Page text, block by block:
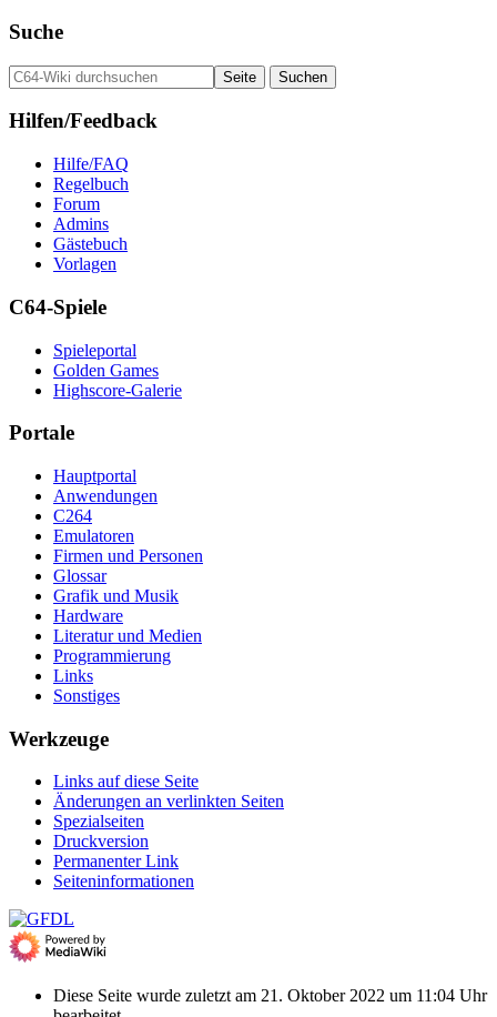
Suche
Hilfen/Feedback
Hilfe/FAQ
Regelbuch
Forum
Admins
Gästebuch
Vorlagen
C64-Spiele
Spieleportal
Golden Games
Highscore-Galerie
Portale
Hauptportal
Anwendungen
C264
Emulatoren
Firmen und Personen
Glossar
Grafik und Musik
Hardware
Literatur und Medien
Programmierung
Links
Sonstiges
Werkzeuge
Links auf diese Seite
Änderungen an verlinkten Seiten
Spezialseiten
Druckversion
Permanenter Link
Seiten­­informationen
Diese Seite wurde zuletzt am 21. Oktober 2022 um 11:04 Uhr